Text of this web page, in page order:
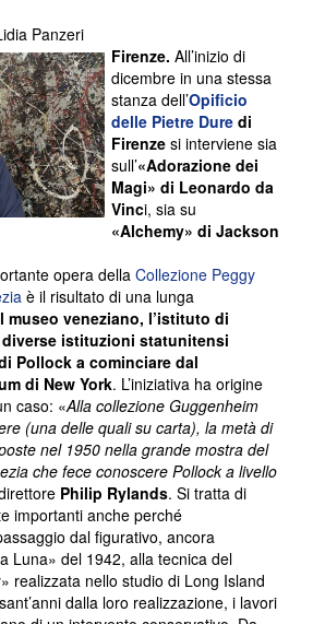
Panzeri
Firenze. All’inizio di
dicembre in una stessa
stanza dell’Opificio
delle Pietre Dure di
Firenze si interviene sia
sull’«Adorazione dei
Magi» di Leonardo da
Vinci, sia su
«Alchemy» di Jackson
opera della Collezione Peggy
è il risultato di una lunga
veneziano, l’istituto di
istituzioni statunitensi
Pollock a cominciare dal
di New York. L’iniziativa ha origine
caso: «Alla collezione Guggenheim
(una delle quali su carta), la metà di
nel 1950 nella grande mostra del
che fece conoscere Pollock a livello
Philip Rylands. Si tratta di
importanti anche perché
dal figurativo, ancora
Luna» del 1942, alla tecnica del
realizzata nello studio di Long Island
dalla loro realizzazione, i lavori